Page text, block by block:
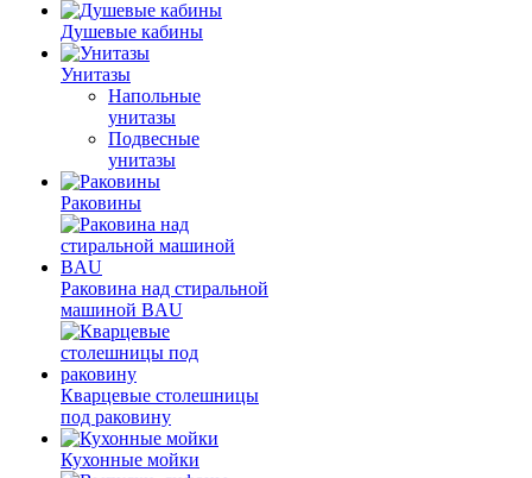
Душевые кабины
Унитазы
Напольные
унитазы
Подвесные
унитазы
Раковины
Раковина над стиральной
машиной BAU
Кварцевые столешницы
под раковину
Кухонные мойки